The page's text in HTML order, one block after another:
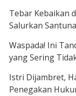
Tebar Kebaikan
Salurkan
Waspada! Ini
yang Sering
Istri Dijambret,
Penegakan